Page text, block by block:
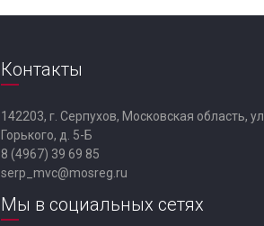
Контакты
142203, г. Серпухов, Московская область, ул.
Горького, д. 5-Б
8 (4967) 39 69 85
serp_mvc@mosreg.ru
Мы в социальных сетях